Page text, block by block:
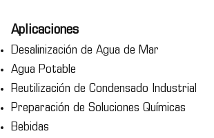
Aplicaciones
Desalinización de Agua de Mar
Agua Potable
Reutilización de Condensado Industrial
Preparación de Soluciones Químicas
Bebidas